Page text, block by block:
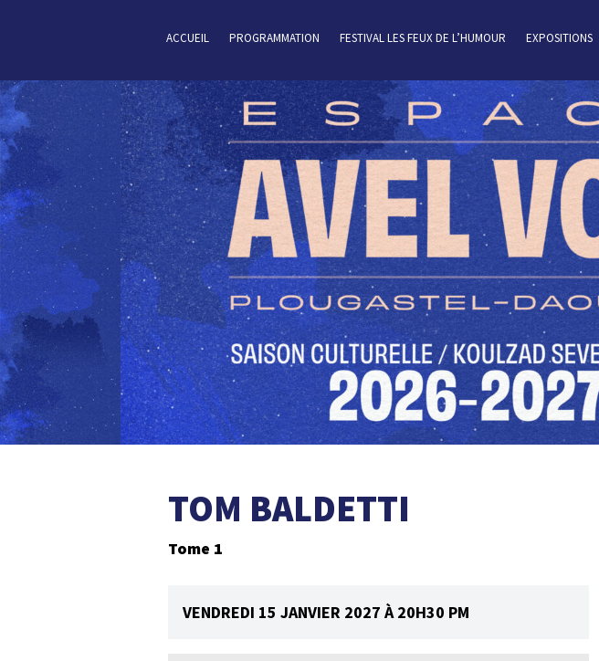
ACCUEIL PROGRAMMATION FESTIVAL LES FEUX DE L’HUMOUR EXPOSITIONS
TOM BALDETTI
Tome 1
VENDREDI 15 JANVIER 2027 À 20H30 PM